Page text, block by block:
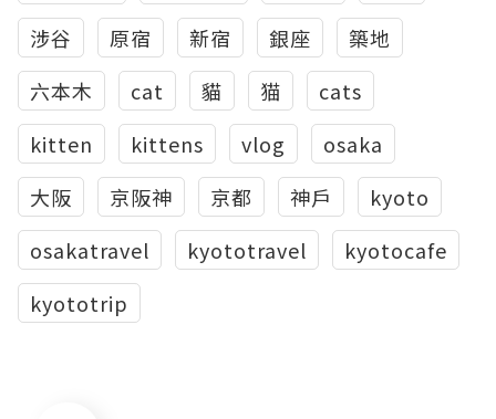
涉谷
原宿 新宿 銀座
築地
六本木
cat 貓 猫
cats
kitten
kittens vlog
osaka
大阪
京阪神 京都 神戶
kyoto
osakatravel
kyototravel
kyotocafe
kyototrip